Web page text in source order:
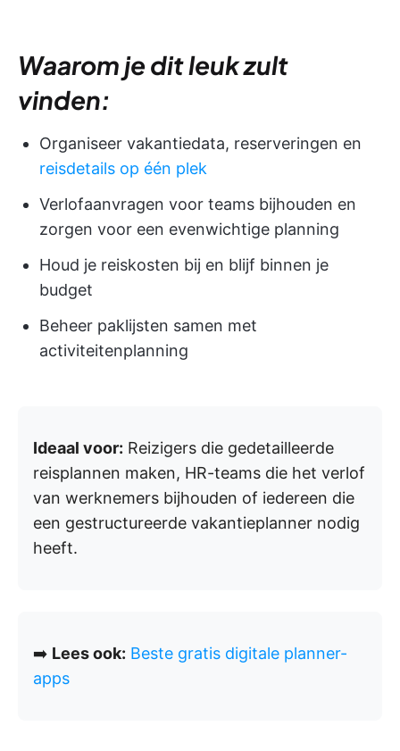
Waarom je dit leuk zult
vinden:
Organiseer vakantiedata, reserveringen en
reisdetails op één plek
Verlofaanvragen voor teams bijhouden en
zorgen voor een evenwichtige planning
Houd je reiskosten bij en blijf binnen je
budget
Beheer paklijsten samen met
activiteitenplanning
Ideaal voor: Reizigers die gedetailleerde
reisplannen maken, HR-teams die het verlof
van werknemers bijhouden of iedereen die
een gestructureerde vakantieplanner nodig
heeft.
➡️ Lees ook: Beste gratis digitale planner-
apps